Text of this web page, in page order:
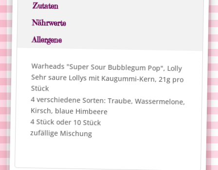
a
t
:
Zutaten
Nährwerte
Allergene
Warheads "Super Sour Bubblegum Pop", Lolly
Sehr saure Lollys mit Kaugummi-Kern, 21g pro
Stück
4 verschiedene Sorten: Traube, Wassermelone,
Kirsch, blaue Himbeere
4 Stück oder 10 Stück
zufällige Mischung